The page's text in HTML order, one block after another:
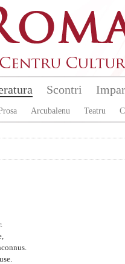
Arcubalenu Teatru
Scontri